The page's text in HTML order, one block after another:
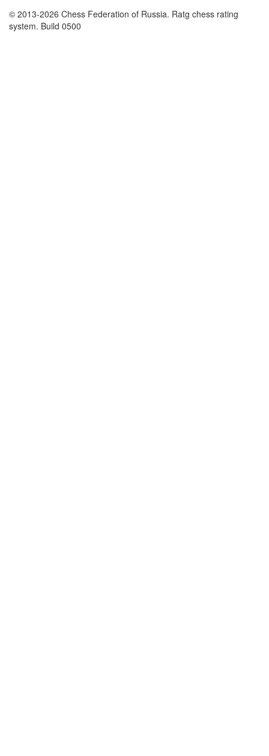
© 2013-2026 Chess Federation of Russia. Ratg chess rating
system. Build 0500